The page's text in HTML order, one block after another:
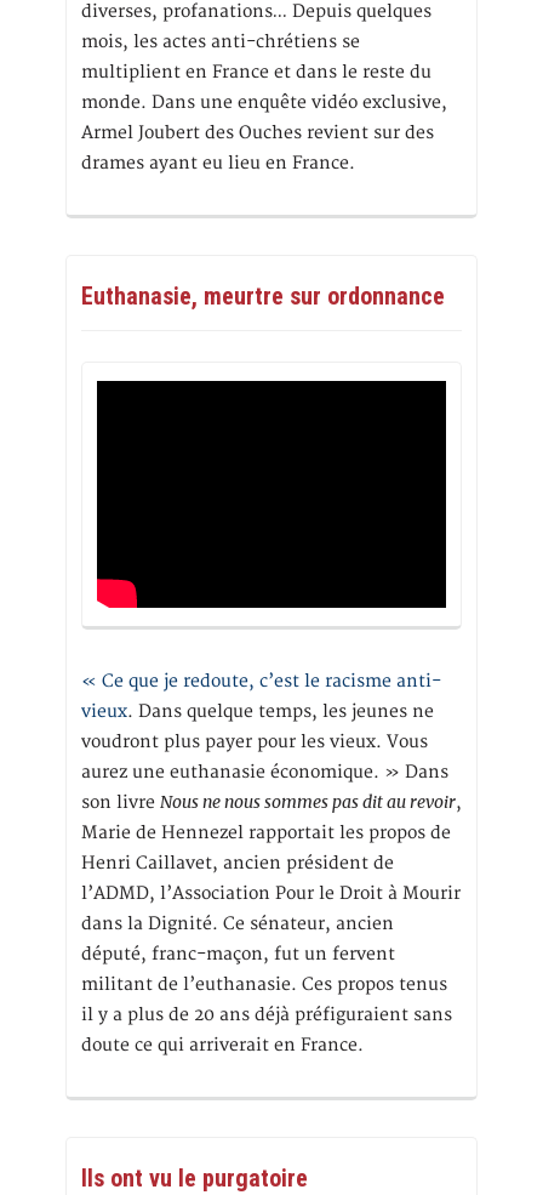
diverses, profanations… Depuis quelques
mois, les actes anti-chrétiens se
multiplient en France et dans le reste du
monde. Dans une enquête vidéo exclusive,
Armel Joubert des Ouches revient sur des
drames ayant eu lieu en France.
Euthanasie, meurtre sur ordonnance
« Ce que je redoute, c’est le racisme anti-
vieux. Dans quelque temps, les jeunes ne
voudront plus payer pour les vieux. Vous
aurez une euthanasie économique. » Dans
son livre Nous ne nous sommes pas dit au revoir,
Marie de Hennezel rapportait les propos de
Henri Caillavet, ancien président de
l’ADMD, l’Association Pour le Droit à Mourir
dans la Dignité. Ce sénateur, ancien
député, franc-maçon, fut un fervent
militant de l’euthanasie. Ces propos tenus
il y a plus de 20 ans déjà préfiguraient sans
doute ce qui arriverait en France.
Ils ont vu le purgatoire